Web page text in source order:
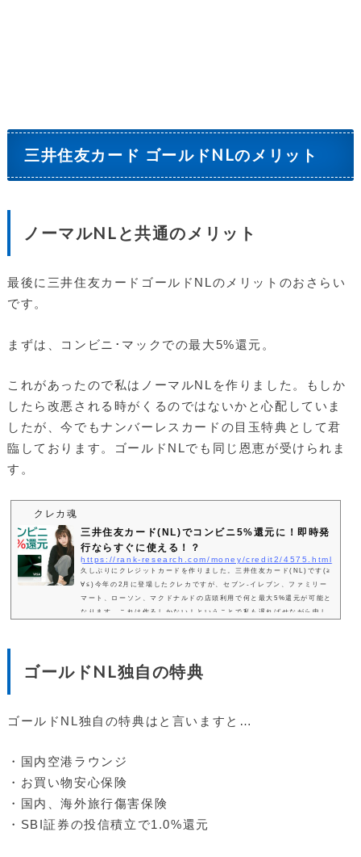
三井住友カード ゴールドNLのメリット
ノーマルNLと共通のメリット
最後に三井住友カードゴールドNLのメリットのおさらい
です。
まずは、コンビニ･マックでの最大5%還元。
これがあったので私はノーマルNLを作りました。もしか
したら改悪される時がくるのではないかと心配していま
したが、今でもナンバーレスカードの目玉特典として君
臨しております。ゴールドNLでも同じ恩恵が受けられま
す。
クレカ魂
三井住友カード(NL)でコンビニ5%還元に！即時発
行ならすぐに使える！？
https://rank-research.com/money/credit2/4575.html
久しぶりにクレジットカードを作りました。三井住友カード(NL)です(≧
∀≦)今年の2月に登場したクレカですが、セブン-イレブン、ファミリー
マート、ローソン、マクドナルドの店頭利用で何と最大5%還元が可能と
なります。これは作るしかない！ということで私も遅ればせながら申し
ます。私は三井住友カードの既存なので迷わず「即時発...
ゴールドNL独自の特典
ゴールドNL独自の特典はと言いますと…
・国内空港ラウンジ
・お買い物安心保険
・国内、海外旅行傷害保険
・SBI証券の投信積立で1.0%還元